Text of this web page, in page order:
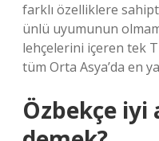
farklı özelliklere
ünlü uyumunun
lehçelerini içeren tek
tüm Orta Asya’da en
Özbekçe iyi